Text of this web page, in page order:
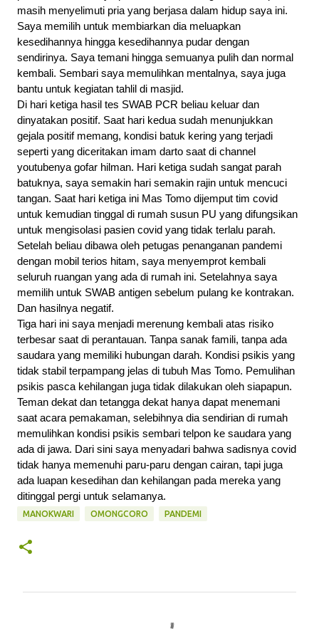
masih menyelimuti pria yang berjasa dalam hidup saya ini.
Saya memilih untuk membiarkan dia meluapkan
kesedihannya hingga kesedihannya pudar dengan
sendirinya. Saya temani hingga semuanya pulih dan normal
kembali. Sembari saya memulihkan mentalnya, saya juga
bantu untuk kegiatan tahlil di masjid.
Di hari ketiga hasil tes SWAB PCR beliau keluar dan
dinyatakan positif. Saat hari kedua sudah menunjukkan
gejala positif memang, kondisi batuk kering yang terjadi
seperti yang diceritakan imam darto saat di channel
youtubenya gofar hilman. Hari ketiga sudah sangat parah
batuknya, saya semakin hari semakin rajin untuk mencuci
tangan. Saat hari ketiga ini Mas Tomo dijemput tim covid
untuk kemudian tinggal di rumah susun PU yang difungsikan
untuk mengisolasi pasien covid yang tidak terlalu parah.
Setelah beliau dibawa oleh petugas penanganan pandemi
dengan mobil terios hitam, saya menyemprot kembali
seluruh ruangan yang ada di rumah ini. Setelahnya saya
memilih untuk SWAB antigen sebelum pulang ke kontrakan.
Dan hasilnya negatif.
Tiga hari ini saya menjadi merenung kembali atas risiko
terbesar saat di perantauan. Tanpa sanak famili, tanpa ada
saudara yang memiliki hubungan darah. Kondisi psikis yang
tidak stabil terpampang jelas di tubuh Mas Tomo. Pemulihan
psikis pasca kehilangan juga tidak dilakukan oleh siapapun.
Teman dekat dan tetangga dekat hanya dapat menemani
saat acara pemakaman, selebihnya dia sendirian di rumah
memulihkan kondisi psikis sembari telpon ke saudara yang
ada di jawa. Dari sini saya menyadari bahwa sadisnya covid
tidak hanya memenuhi paru-paru dengan cairan, tapi juga
ada luapan kesedihan dan kehilangan pada mereka yang
ditinggal pergi untuk selamanya.
MANOKWARI OMONGCORO PANDEMI